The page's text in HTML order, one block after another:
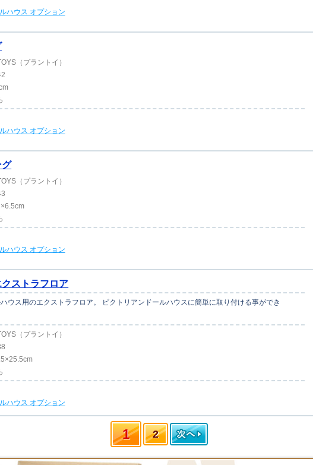
ハウス オプション
（プラントイ）
ハウス オプション
グ
（プラントイ）
ハウス オプション
ストラフロア
ウス用のエクストラフロア。 ビクトリアンドールハウスに簡単に取り付ける事ができ
（プラントイ）
ハウス オプション
1 2